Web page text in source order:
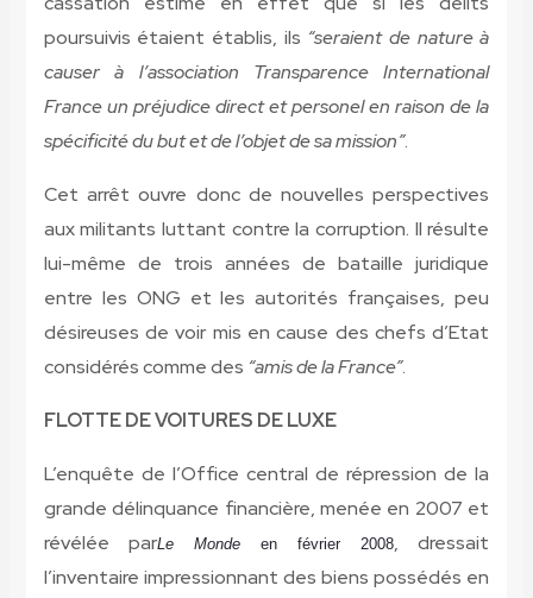
poursuivis étaient établis, ils “seraient de nature à
causer à l’association Transparence International
France un préjudice direct et personel en raison de la
spécificité du but et de l’objet de sa mission”.
Cet arrêt ouvre donc de nouvelles perspectives
aux militants luttant contre la corruption. Il résulte
lui-même de trois années de bataille juridique
entre les ONG et les autorités françaises, peu
désireuses de voir mis en cause des chefs d’Etat
considérés comme des “amis de la France”.
FLOTTE DE VOITURES DE LUXE
L’enquête de l’Office central de répression de la
grande délinquance financière, menée en 2007 et
révélée parLe Mondeen février 2008, dressait
l’inventaire impressionnant des biens possédés en